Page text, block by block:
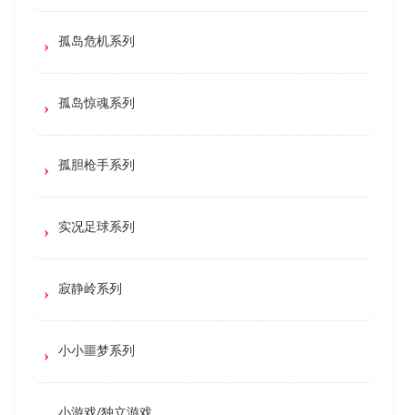
孤岛危机系列
孤岛惊魂系列
孤胆枪手系列
实况足球系列
寂静岭系列
小小噩梦系列